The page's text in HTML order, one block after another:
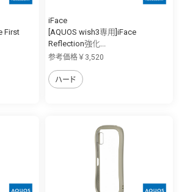
First
iFace
[AQUOS wish3専用]iFace
Reflection強化...
参考価格￥3,520
ハード